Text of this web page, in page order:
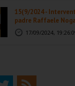
15(9/2024 -
padre Raffaele
17/09/2024,